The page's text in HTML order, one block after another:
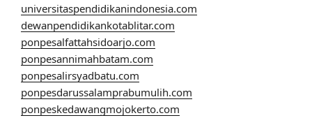
universitaspendidikanindonesia.com
dewanpendidikankotablitar.com
ponpesalfattahsidoarjo.com
ponpesannimahbatam.com
ponpesalirsyadbatu.com
ponpesdarussalamprabumulih.com
ponpeskedawangmojokerto.com